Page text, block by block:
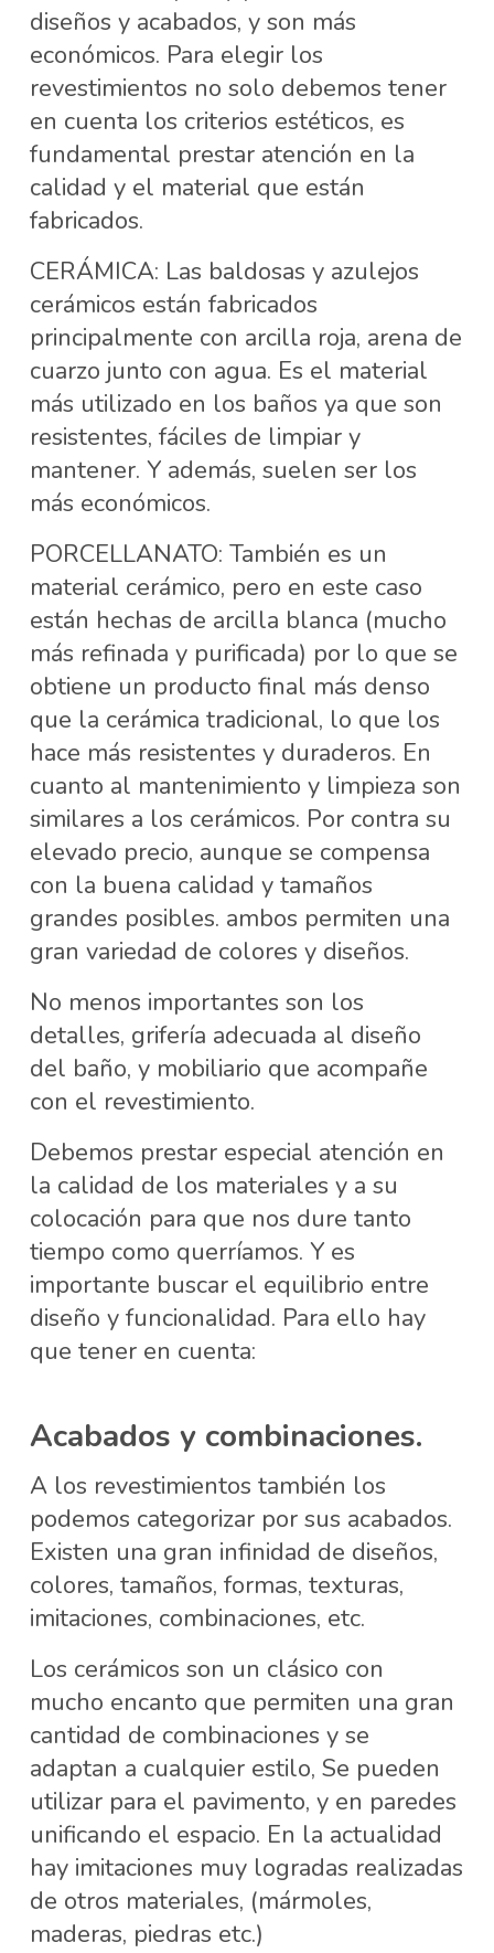
diseños y acabados, y son más
económicos. Para elegir los
revestimientos no solo debemos tener
en cuenta los criterios estéticos, es
fundamental prestar atención en la
calidad y el material que están
fabricados.
CERÁMICA: Las baldosas y azulejos
cerámicos están fabricados
principalmente con arcilla roja, arena de
cuarzo junto con agua. Es el material
más utilizado en los baños ya que son
resistentes, fáciles de limpiar y
mantener. Y además, suelen ser los
más económicos.
PORCELLANATO: También es un
material cerámico, pero en este caso
están hechas de arcilla blanca (mucho
más refinada y purificada) por lo que se
obtiene un producto final más denso
que la cerámica tradicional, lo que los
hace más resistentes y duraderos. En
cuanto al mantenimiento y limpieza son
similares a los cerámicos. Por contra su
elevado precio, aunque se compensa
con la buena calidad y tamaños
grandes posibles. ambos permiten una
gran variedad de colores y diseños.
No menos importantes son los
detalles, grifería adecuada al diseño
del baño, y mobiliario que acompañe
con el revestimiento.
Debemos prestar especial atención en
la calidad de los materiales y a su
colocación para que nos dure tanto
tiempo como querríamos. Y es
importante buscar el equilibrio entre
diseño y funcionalidad. Para ello hay
que tener en cuenta:
Acabados y combinaciones.
A los revestimientos también los
podemos categorizar por sus acabados.
Existen una gran infinidad de diseños,
colores, tamaños, formas, texturas,
imitaciones, combinaciones, etc.
Los cerámicos son un clásico con
mucho encanto que permiten una gran
cantidad de combinaciones y se
adaptan a cualquier estilo, Se pueden
utilizar para el pavimento, y en paredes
unificando el espacio. En la actualidad
hay imitaciones muy logradas realizadas
de otros materiales, (mármoles,
maderas, piedras etc.)